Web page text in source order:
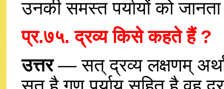
उनकी समस्त पर्यायों को
प्र.७५. द्रव्य किसे कहते हैं ?
उत्तर— सत् द्रव्य लक्षणम्